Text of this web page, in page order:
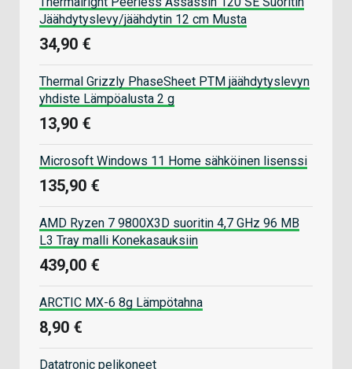
Jäähdytyslevy/jäähdytin 12 cm Musta
34,90 €
Thermal Grizzly PhaseSheet PTM jäähdytyslevyn
yhdiste Lämpöalusta 2 g
13,90 €
Microsoft Windows 11 Home sähköinen lisenssi
135,90 €
AMD Ryzen 7 9800X3D suoritin 4,7 GHz 96 MB
L3 Tray malli Konekasauksiin
439,00 €
ARCTIC MX-6 8g Lämpötahna
8,90 €
Datatronic pelikoneet